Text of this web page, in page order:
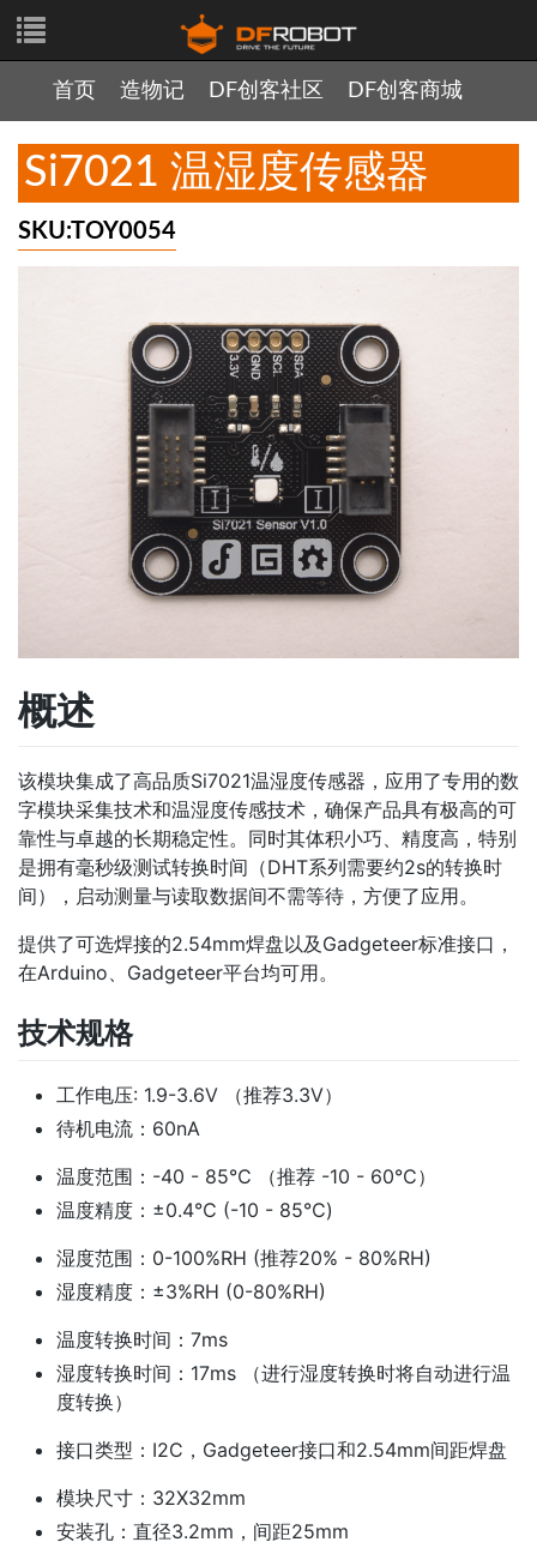
首页 造物记 DF创客社区 DF创客商城
Si7021 温湿度传感器
SKU:TOY0054
概述
该模块集成了高品质Si7021温湿度传感器，应用了专用的数
字模块采集技术和温湿度传感技术，确保产品具有极高的可
靠性与卓越的长期稳定性。同时其体积小巧、精度高，特别
是拥有毫秒级测试转换时间（DHT系列需要约2s的转换时
间），启动测量与读取数据间不需等待，方便了应用。
提供了可选焊接的2.54mm焊盘以及Gadgeteer标准接口，
在Arduino、Gadgeteer平台均可用。
技术规格
工作电压: 1.9-3.6V （推荐3.3V）
待机电流：60nA
温度范围：-40 - 85℃ （推荐 -10 - 60℃）
温度精度：±0.4℃ (-10 - 85℃)
湿度范围：0-100%RH (推荐20% - 80%RH)
湿度精度：±3%RH (0-80%RH)
温度转换时间：7ms
湿度转换时间：17ms （进行湿度转换时将自动进行温
度转换）
接口类型：I2C，Gadgeteer接口和2.54mm间距焊盘
模块尺寸：32X32mm
安装孔：直径3.2mm，间距25mm